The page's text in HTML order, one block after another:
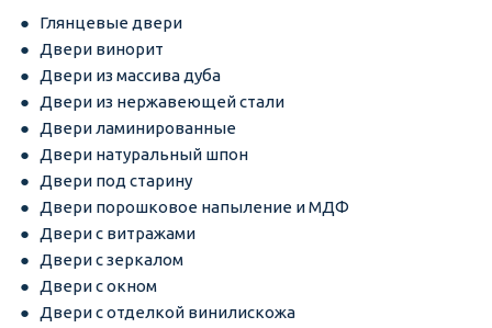
Глянцевые двери
Двери винорит
Двери из массива дуба
Двери из нержавеющей стали
Двери ламинированные
Двери натуральный шпон
Двери под старину
Двери порошковое напыление и МДФ
Двери с витражами
Двери с зеркалом
Двери с окном
Двери с отделкой винилискожа